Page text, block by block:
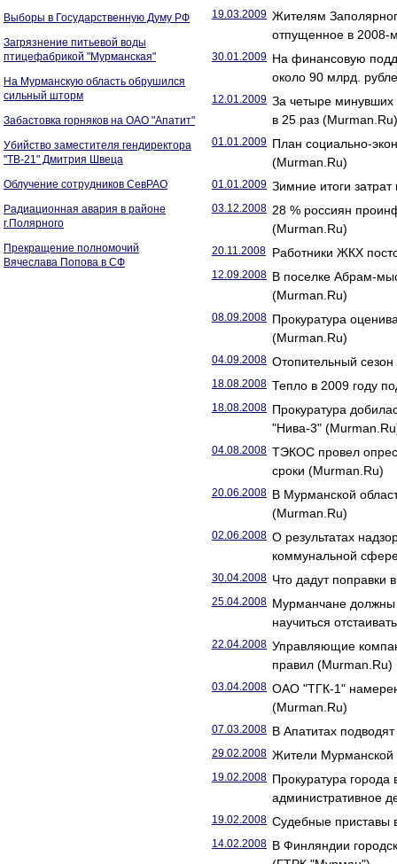
Выборы в Государственную Думу РФ
Загрязнение питьевой воды
птицефабрикой "Мурманская"
На Мурманскую область обрушился
сильный шторм
Забастовка горняков на ОАО "Апатит"
Убийство заместителя гендиректора
"ТВ-21" Дмитрия Швеца
Облучение сотрудников СевРАО
Радиационная авария в районе
г.Полярного
Прекращение полномочий
Вячеслава Попова в СФ
19.03.2009 Жителям
отпущенное в 2008-
30.01.2009 На финансовую
около 90 млрд.
12.01.2009 За четыре
в 25 раз (Murman.Ru)
01.01.2009 План социально-
(Murman.Ru)
01.01.2009 Зимние итоги
03.12.2008 28 % россиян
(Murman.Ru)
20.11.2008 Работники ЖКХ
12.09.2008 В поселке Абрам-
(Murman.Ru)
08.09.2008 Прокуратура
(Murman.Ru)
04.09.2008 Отопительный
18.08.2008 Тепло в 2009 году
18.08.2008 Прокуратура
"Нива-3"
04.08.2008 ТЭКОС провел
сроки (Murman.Ru)
20.06.2008 В Мурманской
(Murman.Ru)
02.06.2008 О результатах
коммунальной
30.04.2008 Что дадут
25.04.2008 Мурманчане
научиться
22.04.2008 Управляющие
правил (Murman.Ru)
03.04.2008 ОАО "ТГК-1"
(Murman.Ru)
07.03.2008 В Апатитах
29.02.2008 Жители Мурманской
19.02.2008 Прокуратура
административное
19.02.2008 Судебные приставы
14.02.2008 В Финляндии